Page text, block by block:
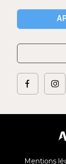
Mentions